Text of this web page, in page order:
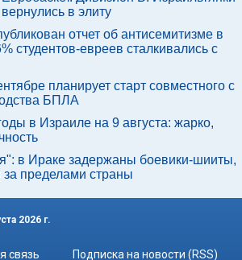
в элиту
отчет об антисемитизме в
студентов-евреев сталкивались с
планирует старт совместного с
БПЛА
в Израиле на 9 августа: жарко,
в Ираке задержаны боевики-шииты,
за пределами страны
2026 г.
связь Подписка на новости (RSS)